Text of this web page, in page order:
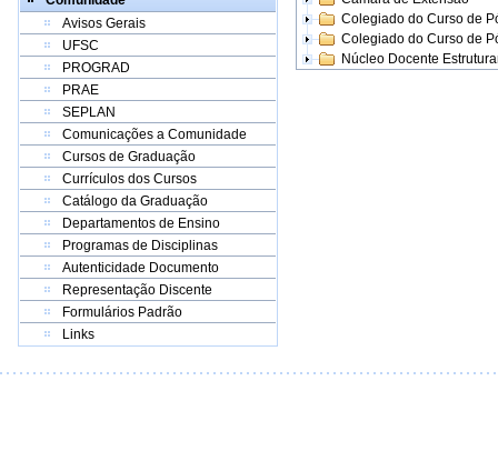
Avisos Gerais
UFSC
PROGRAD
PRAE
SEPLAN
Comunicações a Comunidade
Cursos de Graduação
Currículos dos Cursos
Catálogo da Graduação
Departamentos de Ensino
Programas de Disciplinas
Autenticidade Documento
Representação Discente
Formulários Padrão
Links
Colegiado do Curso de
Colegiado do Curso de
Núcleo Docente